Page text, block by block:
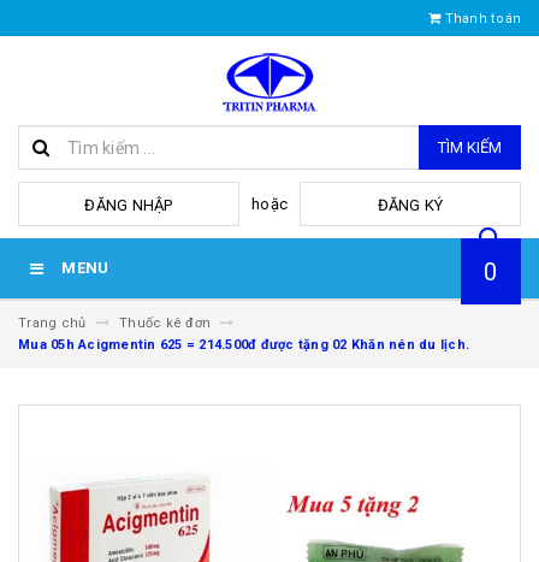
Thanh toán
TÌM KIẾM
ĐĂNG NHẬP hoặc ĐĂNG KÝ
MENU 0
Trang chủ
Thuốc kê đơn
Mua 05h Acigmentin 625 = 214.500đ được tặng 02 Khăn nén du lịch.